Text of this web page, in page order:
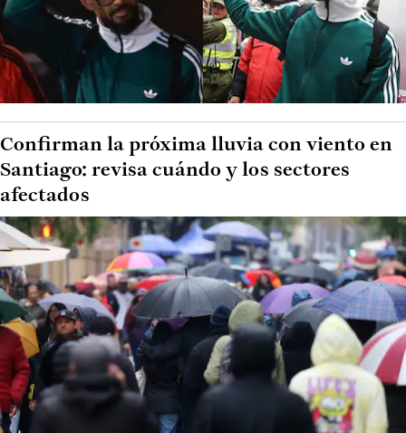
Confirman la próxima lluvia con viento en
Santiago: revisa cuándo y los sectores
afectados